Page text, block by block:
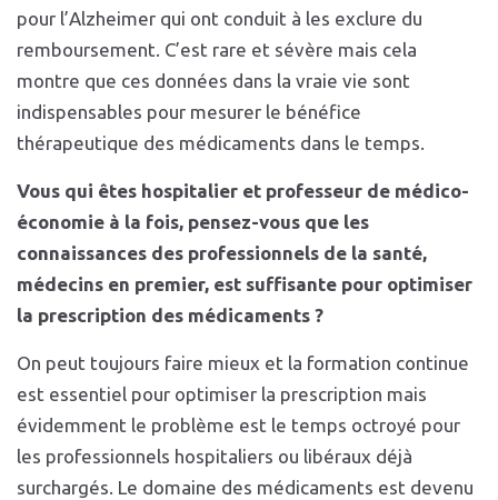
pour l’Alzheimer qui ont conduit à les exclure du
remboursement. C’est rare et sévère mais cela
montre que ces données dans la vraie vie sont
indispensables pour mesurer le bénéfice
thérapeutique des médicaments dans le temps.
Vous qui êtes hospitalier et professeur de médico-
économie à la fois, pensez-vous que les
connaissances des professionnels de la santé,
médecins en premier, est suffisante pour optimiser
la prescription des médicaments ?
On peut toujours faire mieux et la formation continue
est essentiel pour optimiser la prescription mais
évidemment le problème est le temps octroyé pour
les professionnels hospitaliers ou libéraux déjà
surchargés. Le domaine des médicaments est devenu